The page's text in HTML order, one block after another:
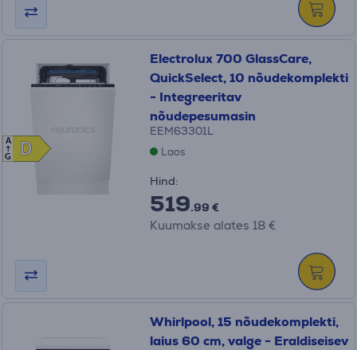
D
D
A
G
Electrolux 700 GlassCare,
QuickSelect, 10 nõudekomplekti
- Integreeritav
nõudepesumasin
EEM63301L
Laos
Hind:
519.99 €
Kuumakse alates 18 €
Whirlpool, 15 nõudekomplekti,
laius 60 cm, valge - Eraldiseisev